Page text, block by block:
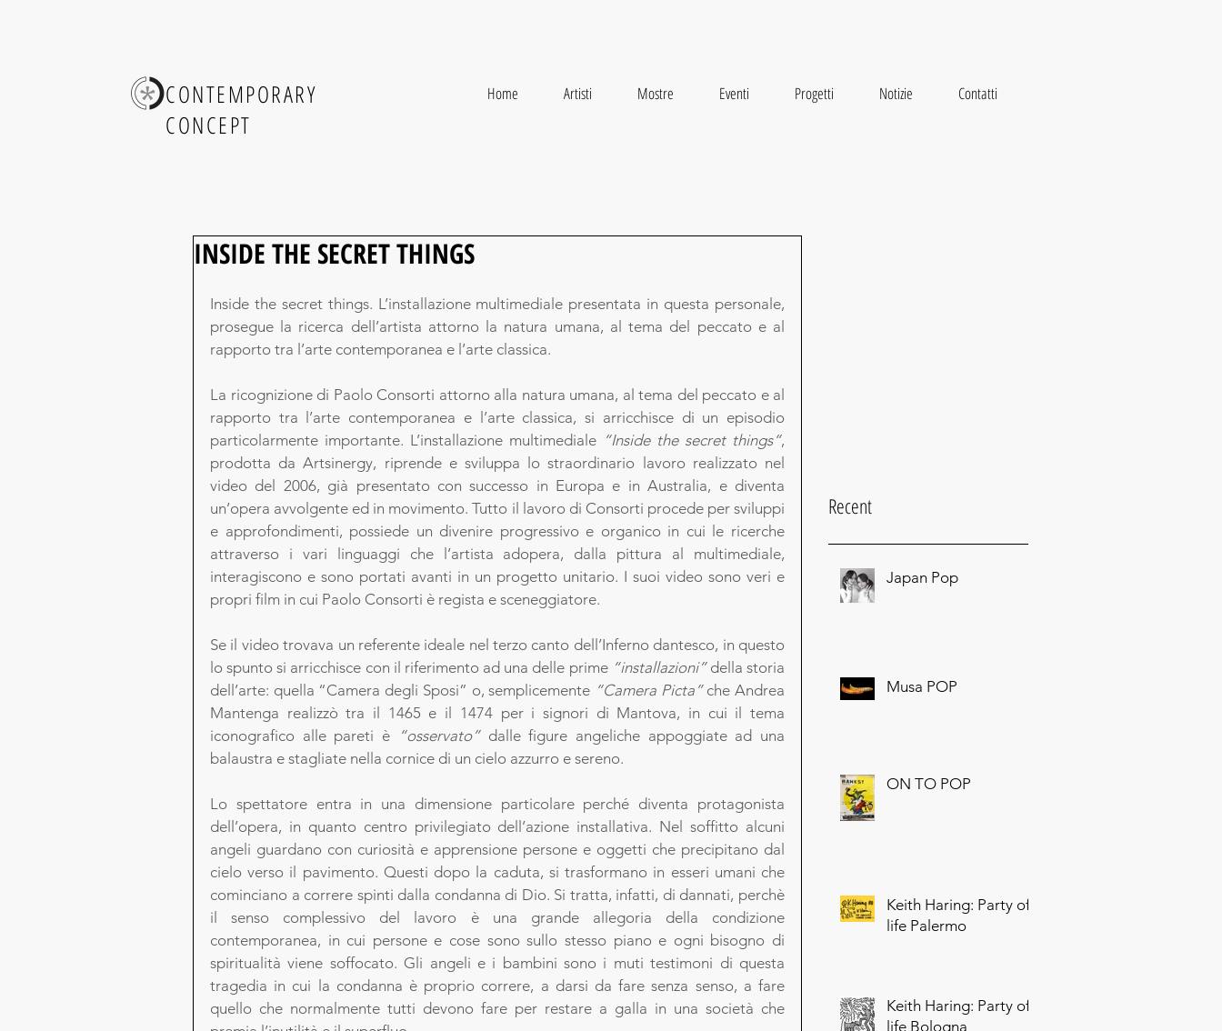
Home Artisti Mostre Eventi Progetti Notizie Contatti
CONTEMPORARY
CONCEPT
INSIDE THE SECRET THINGS
Inside the secret things. L’installazione multimediale presentata in questa personale,
prosegue la ricerca dell’artista attorno la natura umana, al tema del peccato e al
rapporto tra l’arte contemporanea e l’arte classica.
La ricognizione di Paolo Consorti attorno alla natura umana, al tema del peccato e al
rapporto tra l’arte contemporanea e l’arte classica, si arricchisce di un episodio
particolarmente importante. L’installazione multimediale “Inside the secret things“,
prodotta da Artsinergy, riprende e sviluppa lo straordinario lavoro realizzato nel
video del 2006, già presentato con successo in Europa e in Australia, e diventa
un’opera avvolgente ed in movimento. Tutto il lavoro di Consorti procede per sviluppi
e approfondimenti, possiede un divenire progressivo e organico in cui le ricerche
attraverso i vari linguaggi che l’artista adopera, dalla pittura al multimediale,
interagiscono e sono portati avanti in un progetto unitario. I suoi video sono veri e
propri film in cui Paolo Consorti è regista e sceneggiatore.
Se il video trovava un referente ideale nel terzo canto dell’Inferno dantesco, in questo
lo spunto si arricchisce con il riferimento ad una delle prime “installazioni” della storia
dell’arte: quella “Camera degli Sposi” o, semplicemente “Camera Picta” che Andrea
Mantenga realizzò tra il 1465 e il 1474 per i signori di Mantova, in cui il tema
iconografico alle pareti è
“osservato” dalle figure angeliche appoggiate ad una
balaustra e stagliate nella cornice di un cielo azzurro e sereno.
Lo spettatore entra in una dimensione particolare perché diventa protagonista
dell’opera, in quanto centro privilegiato dell’azione installativa. Nel soffitto alcuni
angeli guardano con curiosità e apprensione persone e oggetti che precipitano dal
cielo verso il pavimento. Questi dopo la caduta, si trasformano in esseri umani che
cominciano a correre spinti dalla condanna di Dio. Si tratta, infatti, di dannati, perchè
il senso complessivo del lavoro è una grande allegoria della condizione
contemporanea, in cui persone e cose sono sullo stesso piano e ogni bisogno di
spiritualità viene soffocato. Gli angeli e i bambini sono i muti testimoni di questa
tragedia in cui la condanna è proprio correre, a darsi da fare senza senso, a fare
quello che normalmente tutti devono fare per restare a galla in una società che
Recent
Japan Pop
Musa POP
ON TO POP
Keith Haring: Party of
life Palermo
Keith Haring: Party of
life Bologna